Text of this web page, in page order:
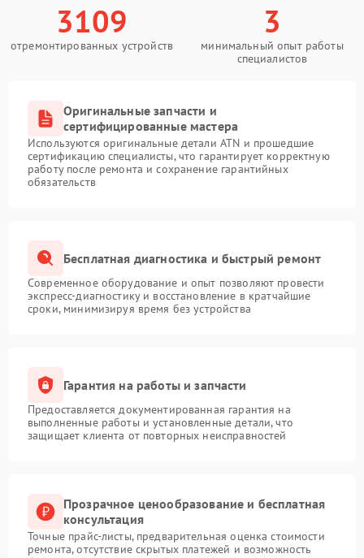
3109
отремонтированных устройств
3
минимальный опыт работы
специалистов
Оригинальные запчасти и
сертифицированные мастера
Используются оригинальные детали ATN и прошедшие
сертификацию специалисты, что гарантирует корректную
работу после ремонта и сохранение гарантийных
обязательств
Бесплатная диагностика и быстрый ремонт
Современное оборудование и опыт позволяют провести
экспресс-диагностику и восстановление в кратчайшие
сроки, минимизируя время без устройства
Гарантия на работы и запчасти
Предоставляется документированная гарантия на
выполненные работы и установленные детали, что
защищает клиента от повторных неисправностей
Прозрачное ценообразование и бесплатная
консультация
Точные прайс-листы, предварительная оценка стоимости
ремонта, отсутствие скрытых платежей и возможность